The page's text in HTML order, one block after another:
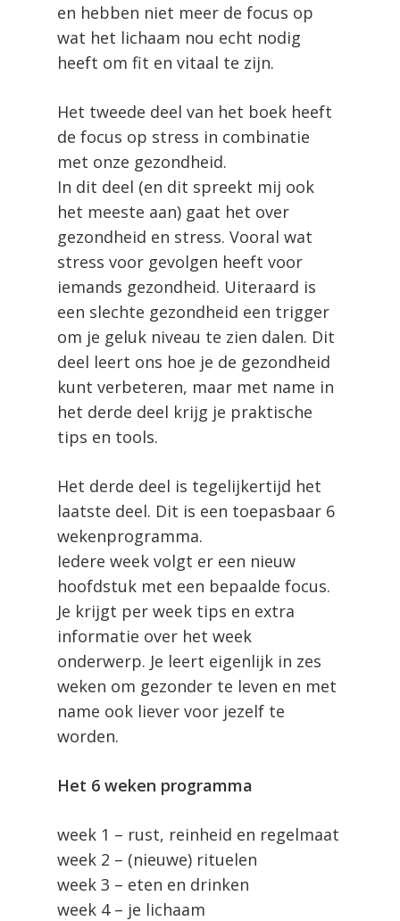
en hebben niet meer de focus op
wat het lichaam nou echt nodig
heeft om fit en vitaal te zijn.
Het tweede deel van het boek heeft
de focus op stress in combinatie
met onze gezondheid.
In dit deel (en dit spreekt mij ook
het meeste aan) gaat het over
gezondheid en stress. Vooral wat
stress voor gevolgen heeft voor
iemands gezondheid. Uiteraard is
een slechte gezondheid een trigger
om je geluk niveau te zien dalen. Dit
deel leert ons hoe je de gezondheid
kunt verbeteren, maar met name in
het derde deel krijg je praktische
tips en tools.
Het derde deel is tegelijkertijd het
laatste deel. Dit is een toepasbaar 6
wekenprogramma.
Iedere week volgt er een nieuw
hoofdstuk met een bepaalde focus.
Je krijgt per week tips en extra
informatie over het week
onderwerp. Je leert eigenlijk in zes
weken om gezonder te leven en met
name ook liever voor jezelf te
worden.
Het 6 weken programma
week 1 – rust, reinheid en regelmaat
week 2 – (nieuwe) rituelen
week 3 – eten en drinken
week 4 – je lichaam